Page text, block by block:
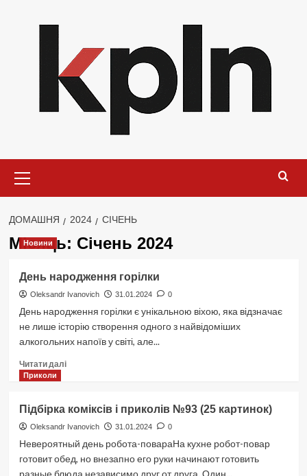
меню
ДОМАШНЯ 2024 СІЧЕНЬ
Місяць: Січень 2024
Новини
День народження горілки
Oleksandr Ivanovich 31.01.2024 0
День народження горілки є унікальною віхою, яка відзначає
не лише історію створення одного з найвідоміших
алкогольних напоїв у світі, але...
Читати даліДокладніше
горілки
Приколи
Підбірка коміксів і приколів №93 (25 картинок)
Oleksandr Ivanovich 31.01.2024 0
Невероятный день робота-повараНа кухне робот-повар
готовит обед, но внезапно его руки начинают готовить
разные блюда независимо друг от друга. Один...